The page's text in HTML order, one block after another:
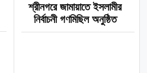
শ্রীনগরে জামায়াতে ইসলামীর
নির্বাচনী গণমিছিল অনুষ্ঠিত